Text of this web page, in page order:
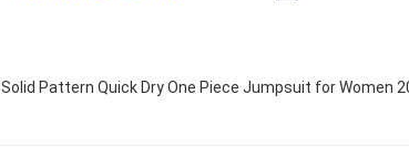
Solid Pattern Quick Dry One Piece Jumpsuit for Women